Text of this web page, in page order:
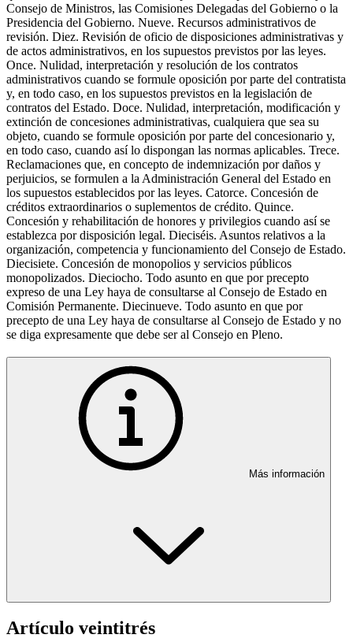
Consejo de Ministros, las Comisiones Delegadas del Gobierno o la
Presidencia del Gobierno. Nueve. Recursos administrativos de
revisión. Diez. Revisión de oficio de disposiciones administrativas y
de actos administrativos, en los supuestos previstos por las leyes.
Once. Nulidad, interpretación y resolución de los contratos
administrativos cuando se formule oposición por parte del contratista
y, en todo caso, en los supuestos previstos en la legislación de
contratos del Estado. Doce. Nulidad, interpretación, modificación y
extinción de concesiones administrativas, cualquiera que sea su
objeto, cuando se formule oposición por parte del concesionario y,
en todo caso, cuando así lo dispongan las normas aplicables. Trece.
Reclamaciones que, en concepto de indemnización por daños y
perjuicios, se formulen a la Administración General del Estado en
los supuestos establecidos por las leyes. Catorce. Concesión de
créditos extraordinarios o suplementos de crédito. Quince.
Concesión y rehabilitación de honores y privilegios cuando así se
establezca por disposición legal. Dieciséis. Asuntos relativos a la
organización, competencia y funcionamiento del Consejo de Estado.
Diecisiete. Concesión de monopolios y servicios públicos
monopolizados. Dieciocho. Todo asunto en que por precepto
expreso de una Ley haya de consultarse al Consejo de Estado en
Comisión Permanente. Diecinueve. Todo asunto en que por
precepto de una Ley haya de consultarse al Consejo de Estado y no
se diga expresamente que debe ser al Consejo en Pleno.
Más información
Artículo veintitrés